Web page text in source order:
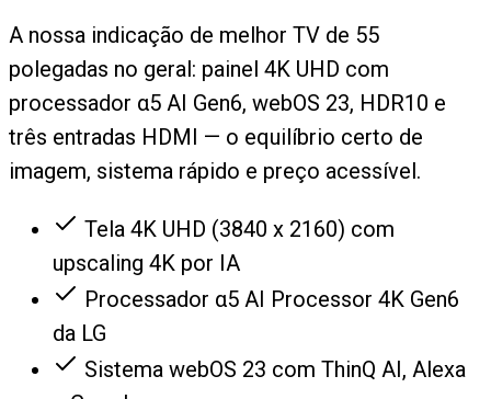
A nossa indicação de melhor TV de 55
polegadas no geral: painel 4K UHD com
processador α5 AI Gen6, webOS 23, HDR10 e
três entradas HDMI — o equilíbrio certo de
imagem, sistema rápido e preço acessível.
Tela 4K UHD (3840 x 2160) com
upscaling 4K por IA
Processador α5 AI Processor 4K Gen6
da LG
Sistema webOS 23 com ThinQ AI, Alexa